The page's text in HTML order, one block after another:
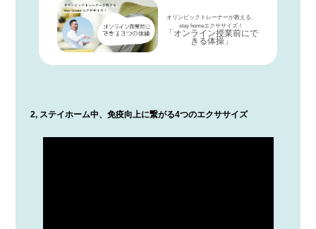
オリンピックトレーナーが教える、
stay homeエクササイズ！
「オンライン授業前にで
きる体操」
2, ステイホーム中、免疫向上に繋がる4つのエクササイズ